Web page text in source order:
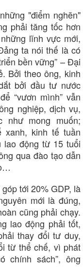
máy
"điểm nghẽn"
phải tăng tốc hơn
lĩnh vực mới,
ta nói thế là có
bền vững” – Đại
Bởi theo ông, kinh
bởi đầu tư nước
“vươn mình” vẫn
nghiệp, dịch vụ,
như mong muốn;
xanh, kinh tế tuần
lao động từ 15 tuổi
qua đào tạo dẫn
tới 20% GDP, là
mới là đúng,
cũng phải chạy.
lao động phải tốt,
thay đổi tư duy,
từ thể chế, vì phát
chính sách”, ông